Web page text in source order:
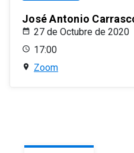
José Antonio
27 de Octubre de 2020
17:00
Zoom